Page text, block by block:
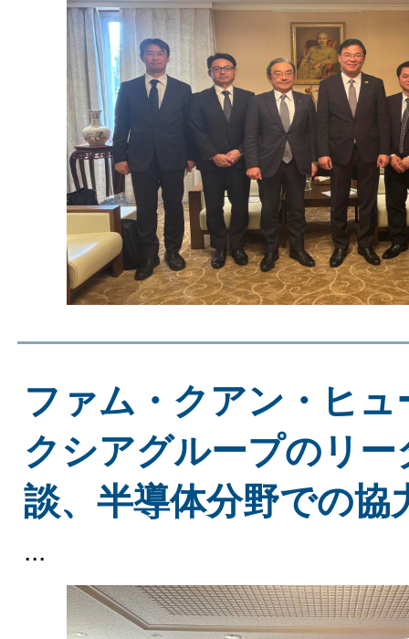
ファム・クアン・ヒ
クシアグループのリー
談、半導体分野での協
...